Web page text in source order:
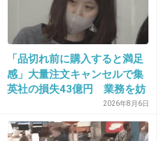
24. 匿名2016/02/01(月) 21:43:47
>>22
ふぅー！おませさん！
可愛いね( ^ω^ )
「品切れ前に購入すると満足
感」大量注文キャンセルで集
英社の損失43億円 業務を妨
害した疑いで32歳女を逮捕
2026年8月6日